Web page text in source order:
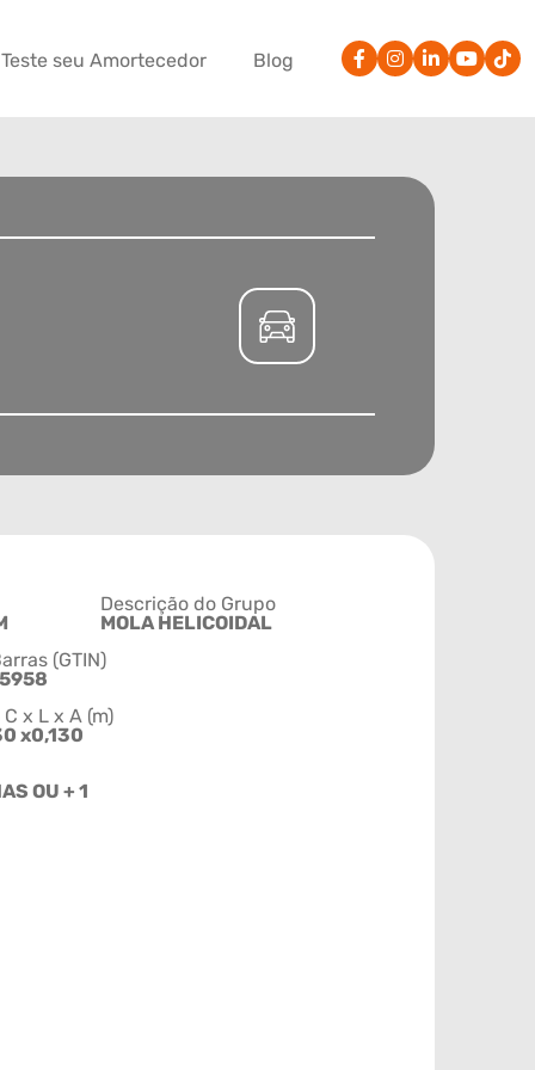
Teste seu Amortecedor Blog
Descrição do Grupo
MOLA HELICOIDAL
(GTIN)
x L x A (m)
x0,130
OU + 1